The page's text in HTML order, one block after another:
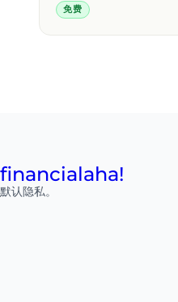
免费
financialaha!
默认隐私。